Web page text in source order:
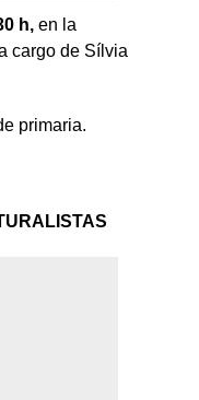
h, en la
cargo de Sílvia
primaria.